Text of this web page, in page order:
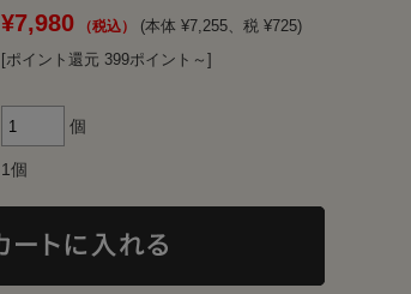
¥7,980
(本体 ¥7,255、税 ¥725)
[ポイント還元 399ポイント～]
個
1個